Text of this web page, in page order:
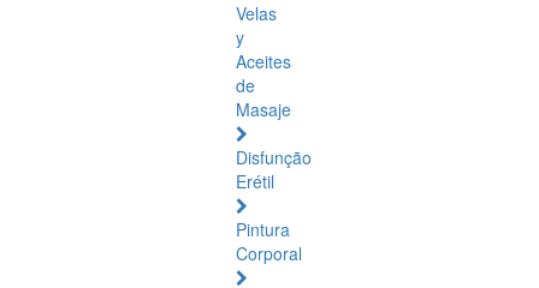
Velas
y
Aceites
de
Masaje
Disfunção
Erétil
Pintura
Corporal